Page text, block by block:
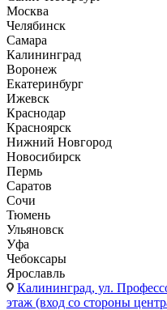
Москва
Челябинск
Самара
Калининград
Воронеж
Екатеринбург
Ижевск
Краснодар
Красноярск
Нижний Новгород
Новосибирск
Пермь
Саратов
Сочи
Тюмень
Ульяновск
Уфа
Чебоксары
Ярославль
Калининград, ул.
этаж (вход со стороны